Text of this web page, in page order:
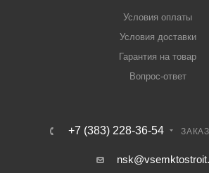
Условия оплаты
Условия доставки
Гарантия на товар
Вопрос-ответ
+7 (383) 228-36-54